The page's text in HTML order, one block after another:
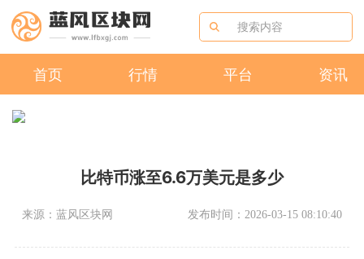
首页 行情 平台 资讯
比特币涨至6.6万美元是多少
来源：蓝风区块网 发布时间：2026-03-15 08:10:40